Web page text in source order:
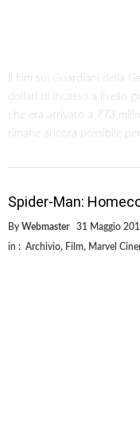
Il film sui Guardiani della
dollari di incasso a livello
che era arrivato a 773
rimane ancora possibile
Spider-Man:
By Webmaster 31 Maggio
in : Archivio, Film, Marvel